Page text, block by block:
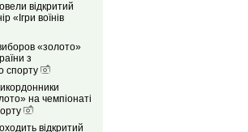
відкритий
«Ігри воїнів
«золото»
з
спорту
на чемпіонаті
відкритий